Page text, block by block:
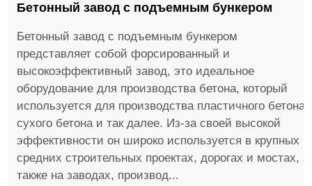
Бетонный завод с подъемным бункером
Бетонный завод с подъемным бункером
представляет собой форсированный и
высокоэффективный завод, это идеальное
оборудование для производства бетона, который
используется для производства пластичного бетона,
сухого бетона и так далее. Из-за своей высокой
эффективности он широко используется в крупных и
средних строительных проектах, дорогах и мостах, а
также на заводах, производ...